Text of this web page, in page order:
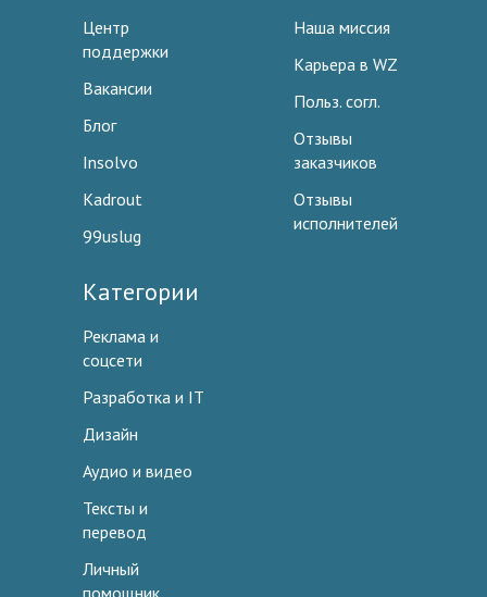
Центр
поддержки
Вакансии
Блог
Insolvo
Kadrout
99uslug
Наша миссия
Карьера в WZ
Польз. согл.
Отзывы
заказчиков
Отзывы
исполнителей
Категории
Реклама и
соцсети
Разработка и IT
Дизайн
Аудио и видео
Тексты и
перевод
Личный